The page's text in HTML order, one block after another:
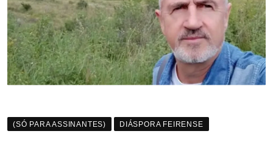
(SÓ PARA ASSINANTES) DIÁSPORA FEIRENSE